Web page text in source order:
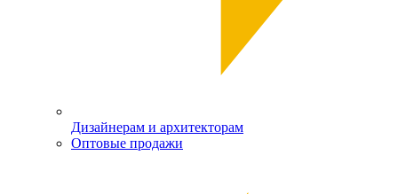
Дизайнерам и архитекторам
Оптовые продажи